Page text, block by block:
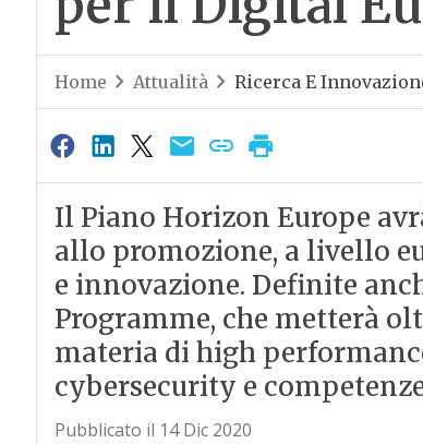
Home Attualità Ricerca E
Il Piano Horizon Europe
allo promozione, a livello
e innovazione. Definite
Programme, che metterà
materia di high
cybersecurity e
Pubblicato il 14 Dic 2020